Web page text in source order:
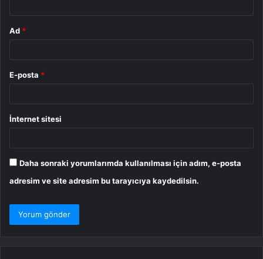
Ad *
E-posta *
İnternet sitesi
Daha sonraki yorumlarımda kullanılması için adım, e-posta
adresim ve site adresim bu tarayıcıya kaydedilsin.